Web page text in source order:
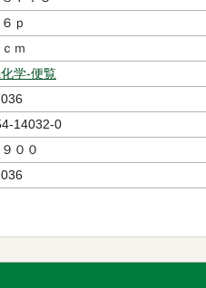
ｐ
ｍ
学-便覧
14032-0
００